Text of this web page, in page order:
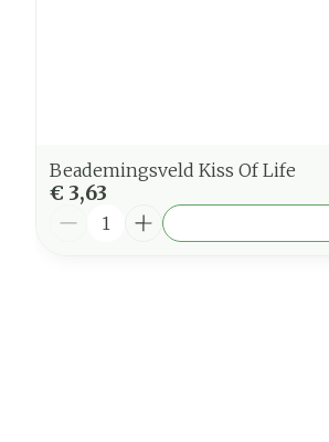
Beademingsveld Kiss Of Life
€ 3,63
Aantal